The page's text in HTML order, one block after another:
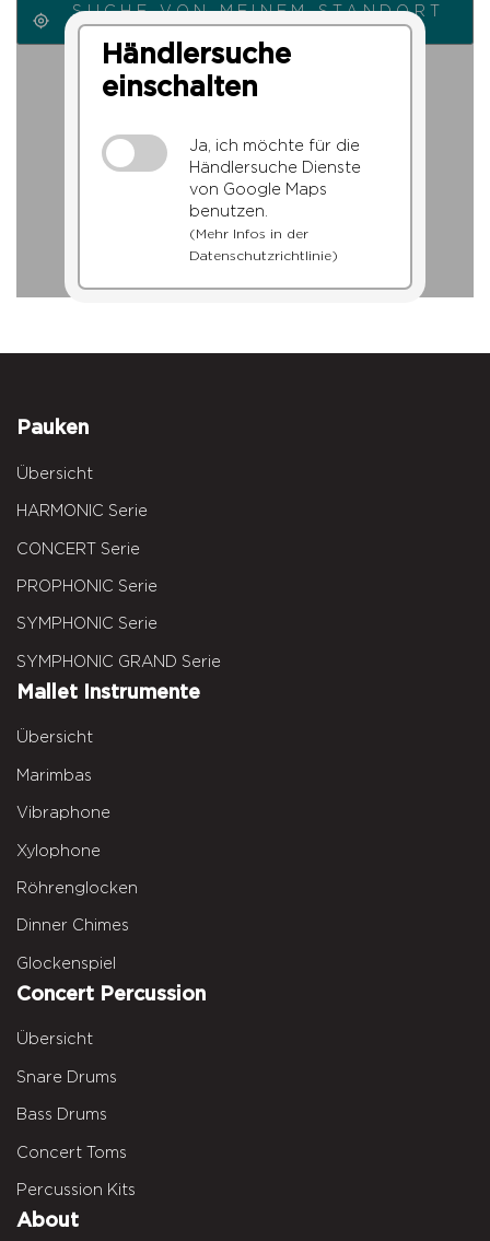
Händlersuche
einschalten
Ja, ich möchte für die
Händlersuche Dienste
von Google Maps
benutzen.
(Mehr Infos in der
Datenschutzrichtlinie)
SUCHE VON MEINEM STANDORT
AUS
Pauken
Übersicht
HARMONIC Serie
CONCERT Serie
PROPHONIC Serie
SYMPHONIC Serie
SYMPHONIC GRAND Serie
Mallet Instrumente
Übersicht
Marimbas
Vibraphone
Xylophone
Röhrenglocken
Dinner Chimes
Glockenspiel
Concert Percussion
Übersicht
Snare Drums
Bass Drums
Concert Toms
Percussion Kits
About